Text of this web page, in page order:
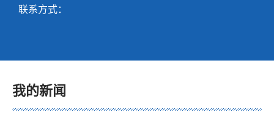
联系方式：
我的新闻